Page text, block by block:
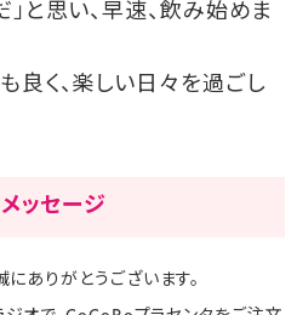
」と思い、早速、飲み始めま
良く、楽しい日々を過ごし
ッセージ
ありがとうございます。